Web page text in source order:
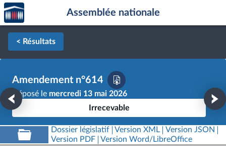
Aller au contenu
Aller en bas de la page
Accèder
à la
page
d'accueil
Assemblée nationale
< Résultats
Amendement n°614
Déposé le mercredi 13 mai 2026
Irrecevable
Dossier législatif Version XML
Version JSON
Version PDF
Version Word/LibreOffice